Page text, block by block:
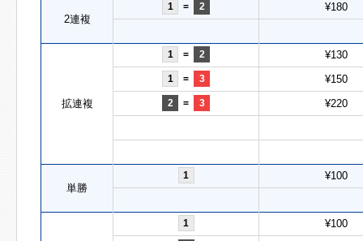
2連複
1 = 2 ¥180
拡連複
1 = 2 ¥130
1 = 3 ¥150
2 = 3 ¥220
単勝
1 ¥100
1 ¥100